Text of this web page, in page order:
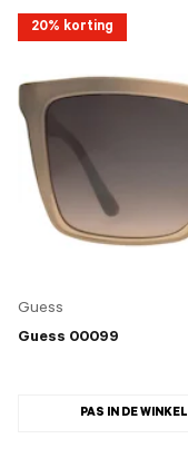
20% korting
Guess
Guess 00099
PAS IN DE WINKEL